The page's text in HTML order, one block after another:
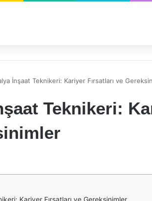
İnşaat Teknikeri: Kariyer Fırsatları ve
Teknikeri:
Kariyer Fırsatları ve Gereksinimler